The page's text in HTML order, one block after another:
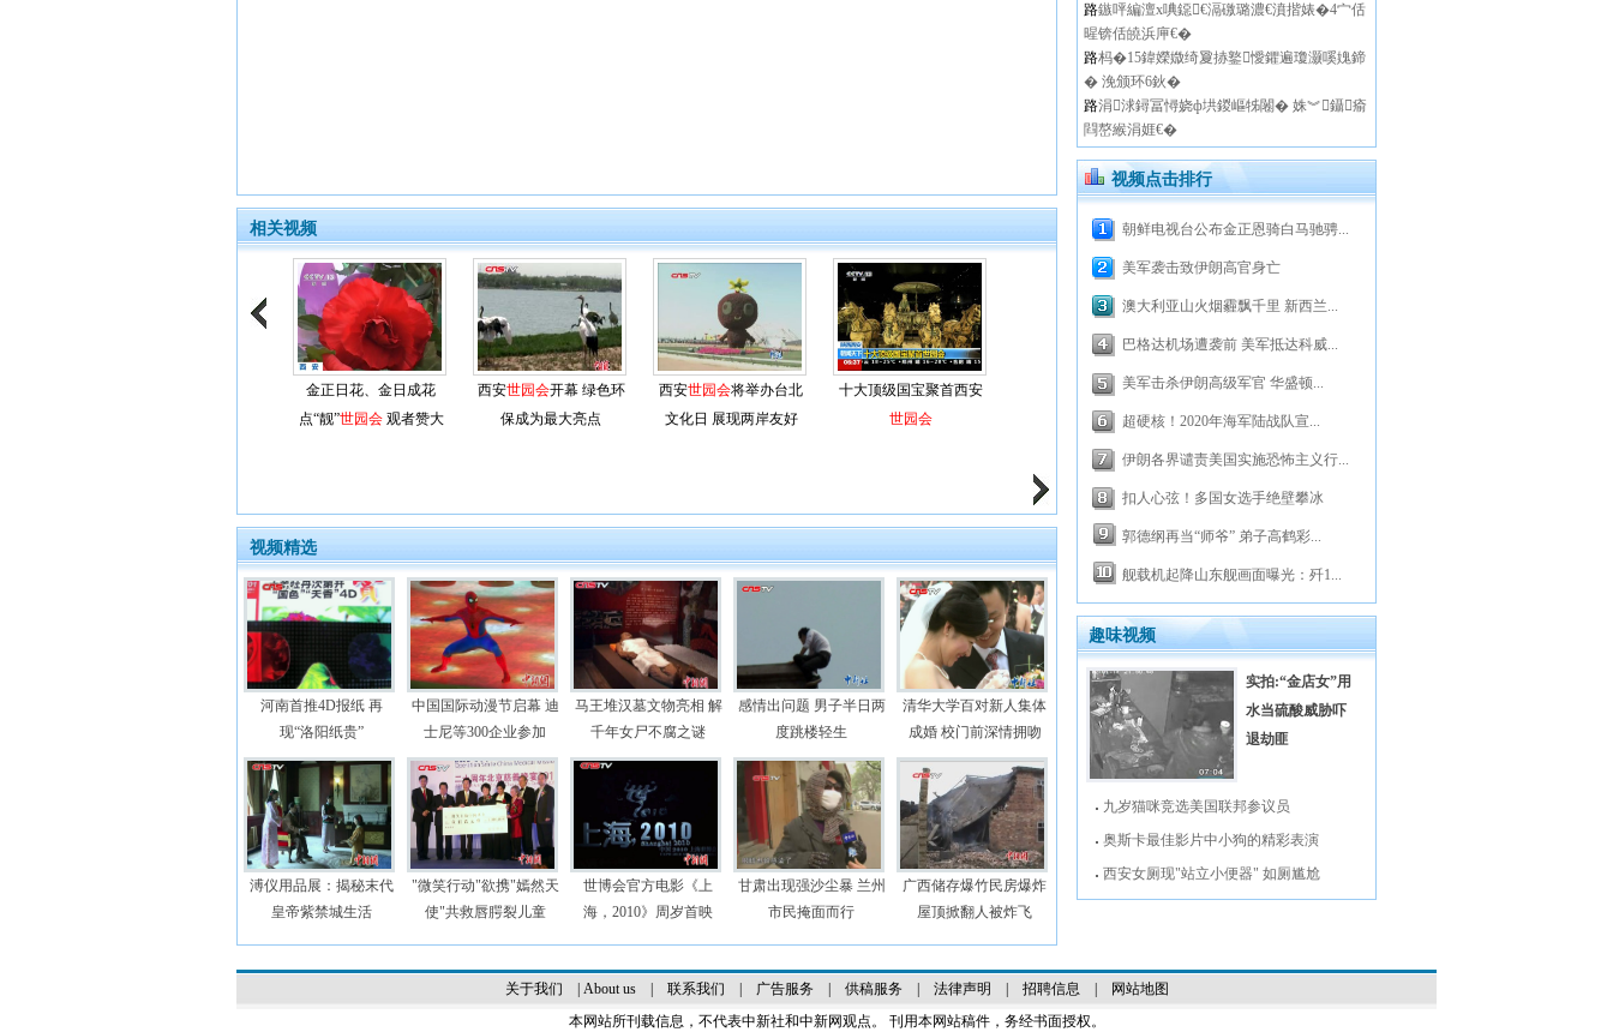
相关视频
金正日花、金日成花
点“靓”世园会观者赞大
西安世园会开幕 绿色环
保成为最大亮点
西安世园会将举办台北
文化日 展现两岸友好
十大顶级国宝聚首西安
世园会
视频精选
河南首推4D报纸 再
现“洛阳纸贵”
中国国际动漫节启幕 迪
士尼等300企业参加
马王堆汉墓文物亮相 解
千年女尸不腐之谜
感情出问题 男子半日两
度跳楼轻生
清华大学百对新人集体
成婚 校门前深情拥吻
溥仪用品展：揭秘末代
皇帝紫禁城生活
"微笑行动"欲携"嫣然天
使"共救唇腭裂儿童
世博会官方电影《上
海，2010》周岁首映
甘肃出现强沙尘暴 兰州
市民掩面而行
广西储存爆竹民房爆炸
屋顶掀翻人被炸飞
路鏃呯編澶х唺鐚€滆礉璐濃€濆揩婊�4宀佸
暒锛佸皢浜庘€�
路杩�15鍏嬫媺绮夐捇鐜懓鑺遍瓊灏嗘媿鍗
� 浼颁环6鈥�
路涓浗鐞冨憳娆ф垬鍐嶇牬闂� 姝︾鑷瘉
閰嶅緱涓娾€�
视频点击排行
朝鲜电视台公布金正恩骑白马驰骋...
美军袭击致伊朗高官身亡
澳大利亚山火烟霾飘千里 新西兰...
巴格达机场遭袭前 美军抵达科威...
美军击杀伊朗高级军官 华盛顿...
超硬核！2020年海军陆战队宣...
伊朗各界谴责美国实施恐怖主义行...
扣人心弦！多国女选手绝壁攀冰
郭德纲再当“师爷” 弟子高鹤彩...
舰载机起降山东舰画面曝光：歼1...
趣味视频
实拍:“金店女”用
水当硫酸威胁吓
退劫匪
九岁猫咪竞选美国联邦参议员
奥斯卡最佳影片中小狗的精彩表演
西安女厕现"站立小便器" 如厕尴尬
关于我们 About us| 联系我们 广告服务| 供稿服务| 法律声明 招聘信息
网站地图
本网站所刊载信息，不代表中新社和中新网观点。 刊用本网站稿件，务经书面授权。